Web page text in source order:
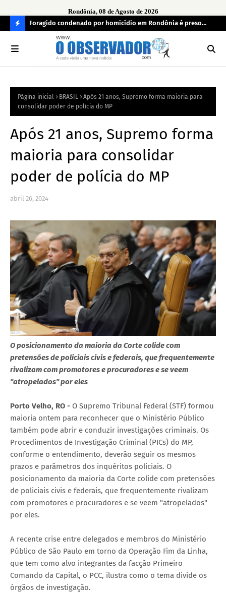
Rondônia, 08 de Agosto de 2026
O
R
Foragido condenado por homicídio em Rondônia é preso
pela FICCO em Roraima
Página inicial BRASIL
Após 21 anos, Supremo forma maioria para
consolidar poder de polícia do MP
Após 21 anos, Supremo forma
maioria para consolidar
poder de polícia do MP
abril 26, 2024
O posicionamento da maioria da Corte colide com
pretensões de policiais civis e federais, que frequentemente
rivalizam com promotores e procuradores e se veem
"atropelados" por eles
Porto Velho, RO - O Supremo Tribunal Federal (STF) formou
maioria ontem para reconhecer que o Ministério Público
também pode abrir e conduzir investigações criminais. Os
Procedimentos de Investigação Criminal (PICs) do MP,
conforme o entendimento, deverão seguir os mesmos
prazos e parâmetros dos inquéritos policiais. O
posicionamento da maioria da Corte colide com pretensões
de policiais civis e federais, que frequentemente rivalizam
com promotores e procuradores e se veem "atropelados"
por eles.
A recente crise entre delegados e membros do Ministério
Público de São Paulo em torno da Operação Fim da Linha,
que tem como alvo integrantes da facção Primeiro
Comando da Capital, o PCC, ilustra como o tema divide os
órgãos de investigação.